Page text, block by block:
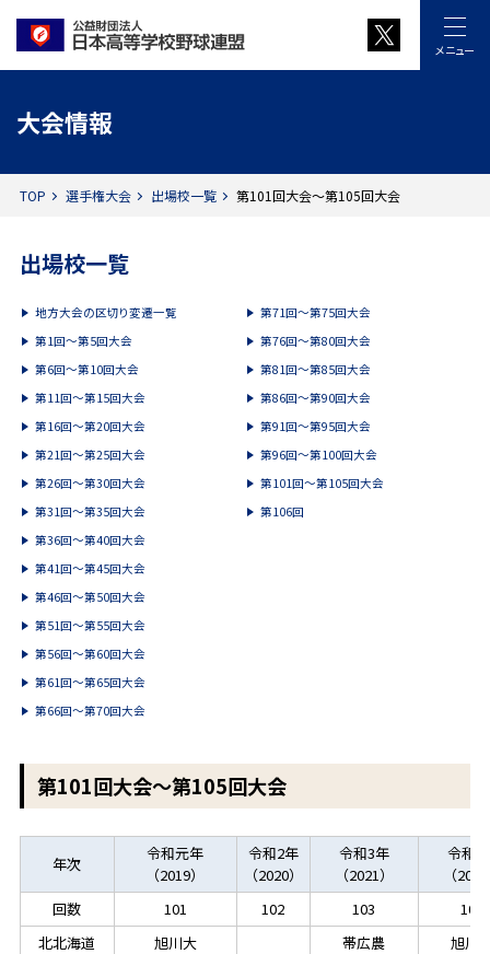
メニュー
大会情報
TOP 選手権大会 出場校一覧 第101回大会～第105回大会
出場校一覧
地方大会の区切り変遷一覧
第1回～第5回大会
第6回～第10回大会
第11回～第15回大会
第16回～第20回大会
第21回～第25回大会
第26回～第30回大会
第31回～第35回大会
第36回～第40回大会
第41回～第45回大会
第46回～第50回大会
第51回～第55回大会
第56回～第60回大会
第61回～第65回大会
第66回～第70回大会
第71回～第75回大会
第76回～第80回大会
第81回～第85回大会
第86回～第90回大会
第91回～第95回大会
第96回～第100回大会
第101回～第105回大会
第106回
第101回大会～第105回大会
年次
令和元年
（2019）
令和2年
（2020）
令和3年
（2021）
令和4
（2022
回数
101 102 103
104
北北海道
旭川大 帯広農
旭川